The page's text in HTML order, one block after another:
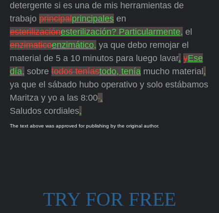
detergente si es una de mis herramientas de
trabajo principalprincipales en
esterilizaciónesterilización? Particularmente, el
enzimaticoenzimático, ya que debo remojar el
material de 5 a 10 minutos para luego lavar. yEse
día, sobre todos teníastodo, tenía mucho material ,
ya que el sábado hubo operativo y solo estábamos
Maritza y yo a las 8:00 .
Saludos cordiales,
The text above was approved for publishing by the original author.
TRY FOR FREE